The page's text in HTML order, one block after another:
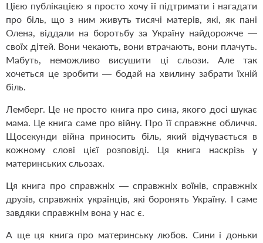
Цією публікацією я просто хочу її підтримати і нагадати
про біль, що з ним живуть тисячі матерів, які, як пані
Олена, віддали на боротьбу за Україну найдорожче —
своїх дітей. Вони чекають, вони втрачають, вони плачуть.
Мабуть, неможливо висушити ці сльози. Але так
хочеться це зробити — бодай на хвилину забрати їхній
біль.
Лемберг. Це не просто книга про сина, якого досі шукає
мама. Це книга саме про війну. Про її справжнє обличчя.
Щосекунди війна приносить біль, який відчувається в
кожному слові цієї розповіді. Ця книга наскрізь у
материнських сльозах.
Ця книга про справжніх — справжніх воїнів, справжніх
друзів, справжніх українців, які боронять Україну. І саме
завдяки справжнім вона у нас є.
А ще ця книга про материнську любов. Сини і доньки